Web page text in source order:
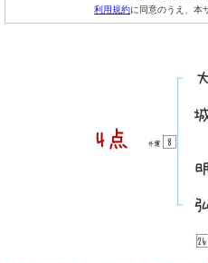
利用規約に同意のうえ、本